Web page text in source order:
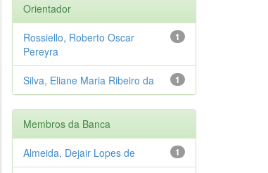
Orientador
1
Rossiello, Roberto Oscar
Pereyra
1
Silva, Eliane Maria Ribeiro da
Membros da Banca
1
Almeida, Dejair Lopes de